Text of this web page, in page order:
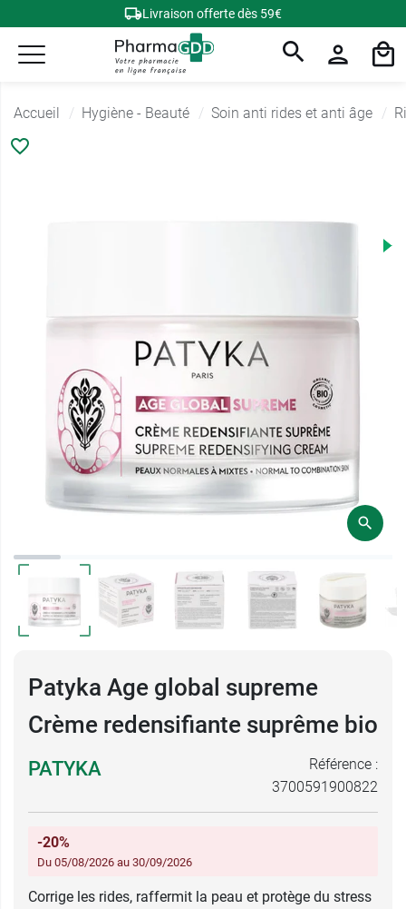
Livraison offerte dès 59€
Accueil Hygiène - Beauté Soin anti rides et anti âge
Patyka Age global supreme
Crème redensifiante suprême bio
PATYKA
Référence :
3700591900822
-20%
Du 05/08/2026 au 30/09/2026
Corrige les rides, raffermit la peau et protège du stress